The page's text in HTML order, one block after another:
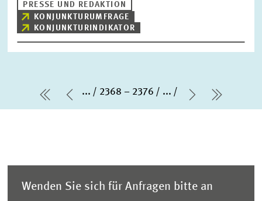
PRESSE UND REDAKTION
KONJUNKTURUMFRAGE
KONJUNKTURINDIKATOR
erste Seite
Vorherige Seite
... 2368 – 2376 ...
Nächste
letzte
Wenden Sie sich für Anfragen bitte an